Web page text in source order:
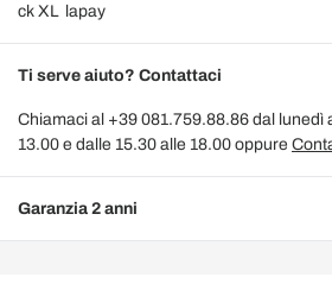
Ti serve aiuto? Contattaci
Chiamaci al +39 081.759.88.86 dal lunedì
13.00 e dalle 15.30 alle 18.00 oppure
Garanzia 2 anni